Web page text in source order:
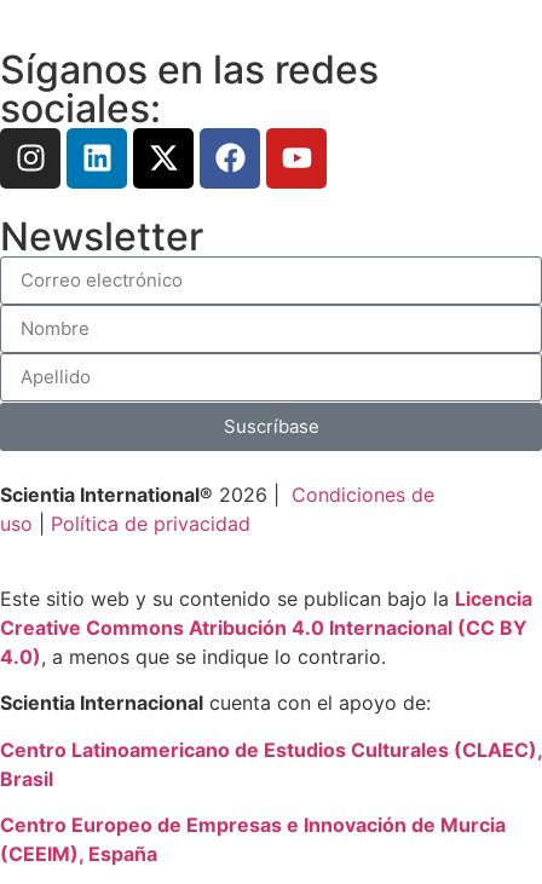
Síganos en las redes
sociales:
Newsletter
Suscríbase
Scientia International® 2026 |
Condiciones de
uso
Política de privacidad
Este sitio web y su contenido se publican bajo la Licencia
Creative Commons Atribución 4.0 Internacional (CC BY
4.0), a menos que se indique lo contrario.
Scientia Internacional cuenta con el apoyo de:
Centro Latinoamericano de Estudios Culturales (CLAEC),
Brasil
Centro Europeo de Empresas e Innovación de Murcia
(CEEIM), España